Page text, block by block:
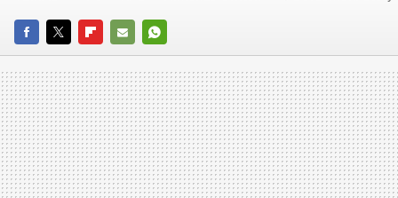
FACEBOOKTWITTERFLIPBOARD
E-
MAIL
WHATSAPP